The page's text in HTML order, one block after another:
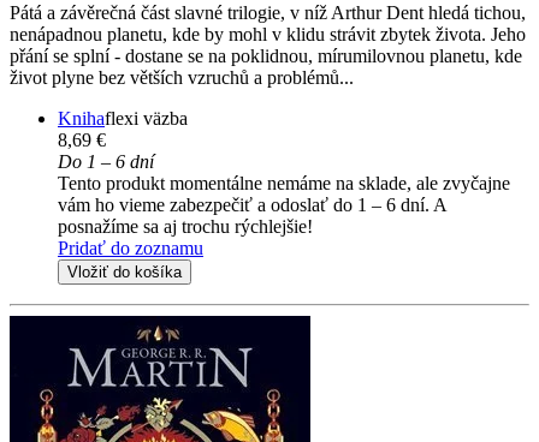
Pátá a závěrečná část slavné trilogie, v níž Arthur Dent hledá tichou,
nenápadnou planetu, kde by mohl v klidu strávit zbytek života. Jeho
přání se splní - dostane se na poklidnou, mírumilovnou planetu, kde
život plyne bez větších vzruchů a problémů...
Knihaflexi väzba
8,69 €
Do 1 – 6 dní
Tento produkt momentálne nemáme na sklade, ale zvyčajne
vám ho vieme zabezpečiť a odoslať do 1 – 6 dní. A
posnažíme sa aj trochu rýchlejšie!
Pridať do zoznamu
Vložiť do košíka